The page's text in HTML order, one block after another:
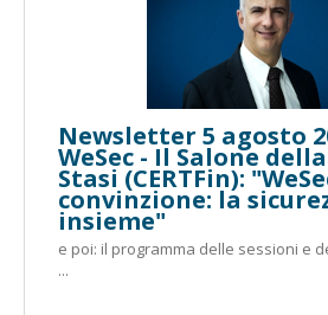
Newsletter 5 agosto
WeSec - Il Salone
Stasi (CERTFin):
convinzione: la
insieme"
e poi: il programma delle sessioni e
...